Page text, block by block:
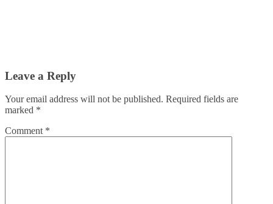
Leave a Reply
Your email address will not be published. Required fields are
marked *
Comment *